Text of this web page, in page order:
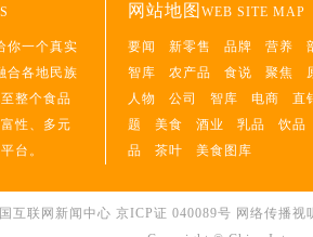
你一个真实
合各地民族
整个食品
性、多元
台。
网站地图 WEB SITE MAP
要闻 新零售 品牌 营养
智库
农产品 食说 聚焦
人物
公司 智库 电商
直
题
美食 酒业 乳品
饮品
品
茶叶 美食图库
互联网新闻中心 京ICP证 040089号 网络传播